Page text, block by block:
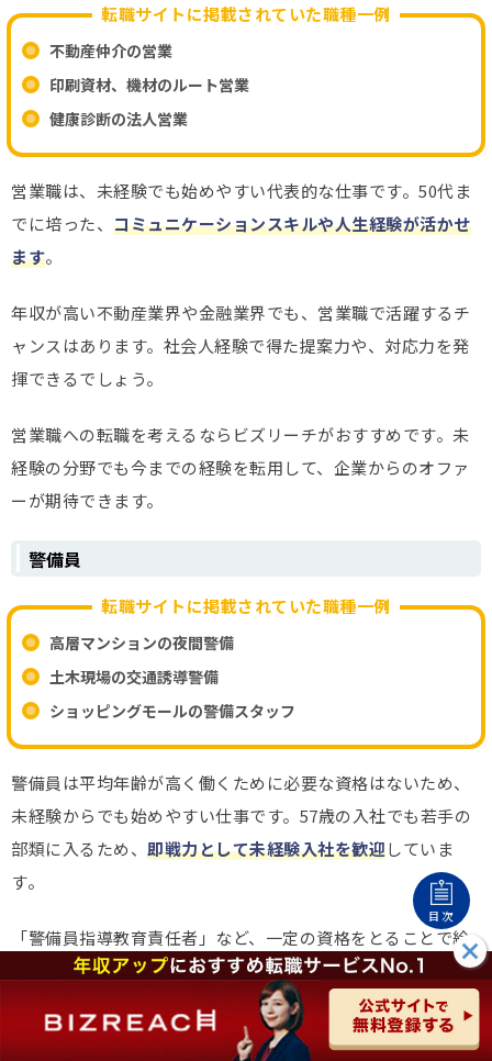
転職サイトに掲載されていた職種一例
不動産仲介の営業
印刷資材、機材のルート営業
健康診断の法人営業
営業職は、未経験でも始めやすい代表的な仕事です。50代ま
でに培った、 コミュニケーションスキルや人生経験が活かせ
ます。
年収が高い不動産業界や金融業界でも、営業職で活躍するチ
ャンスはあります。社会人経験で得た提案力や、対応力を発
揮できるでしょう。
営業職への転職を考えるならビズリーチがおすすめです。未
経験の分野でも今までの経験を転用して、企業からのオファ
ーが期待できます。
警備員
転職サイトに掲載されていた職種一例
高層マンションの夜間警備
土木現場の交通誘導警備
ショッピングモールの警備スタッフ
警備員は平均年齢が高く働くために必要な資格はないため、
未経験からでも始めやすい仕事です。57歳の入社でも若手の
部類に入るため、 即戦力として未経験入社を歓迎していま
す。
「警備員指導教育責任者」など、一定の資格をとることで給
与アップが約束されている会社もあり、頑張りに応じてしっ
かりと給与反映される点もおすすめのポイントです。
目次